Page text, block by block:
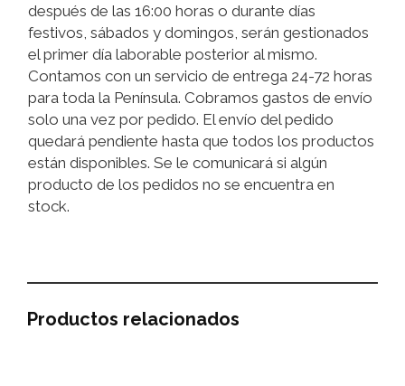
después de las 16:00 horas o durante días
festivos, sábados y domingos, serán gestionados
el primer día laborable posterior al mismo.
Contamos con un servicio de entrega 24-72 horas
para toda la Península. Cobramos gastos de envío
solo una vez por pedido. El envío del pedido
quedará pendiente hasta que todos los productos
están disponibles. Se le comunicará si algún
producto de los pedidos no se encuentra en
stock.
Productos relacionados